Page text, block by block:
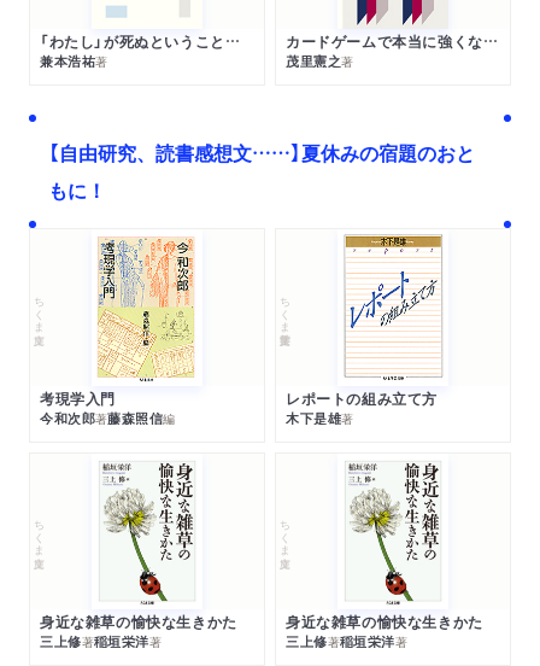
「わたし」が死ぬということの哲学
兼本浩祐著
カードゲームで本当に強くなる考え方
茂里憲之著
【自由研究、読書感想文……】夏休みの宿題のおと
もに！
ちくま文庫
考現学入門
今和次郎著藤森照信編
ちくま学芸文庫
レポートの組み立て方
木下是雄著
ちくま文庫
身近な雑草の愉快な生きかた
三上修著稲垣栄洋著
ちくま文庫
身近な雑草の愉快な生きかた
三上修著稲垣栄洋著